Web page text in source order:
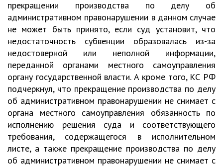
прекращении производства по делу об
административном правонарушении в данном случае
не может быть принято, если суд установит, что
недостаточность субвенции образовалась из-за
недостоверной или неполной информации,
переданной органами местного самоуправления
органу государственной власти. А кроме того, КС РФ
подчеркнул, что прекращение производства по делу
об административном правонарушении не снимает с
органа местного самоуправления обязанность по
исполнению решения суда и соответствующего
требования, содержащегося в исполнительном
листе, а также прекращение производства по делу
об административном правонарушении не снимает с